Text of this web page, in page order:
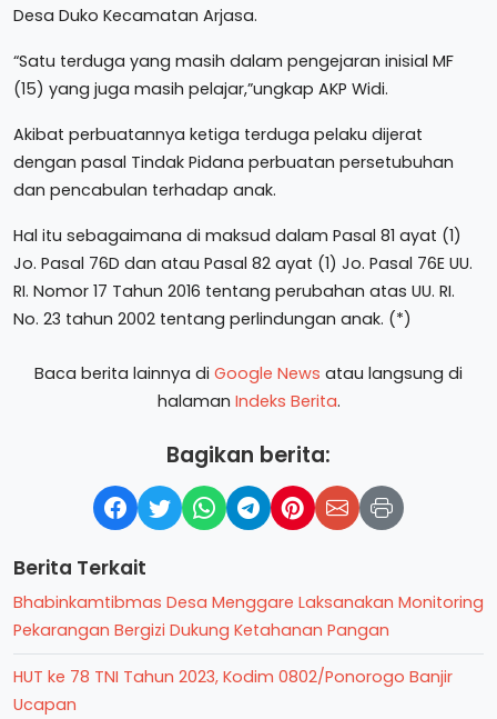
Desa Duko Kecamatan Arjasa.
“Satu terduga yang masih dalam pengejaran inisial MF
(15) yang juga masih pelajar,”ungkap AKP Widi.
Akibat perbuatannya ketiga terduga pelaku dijerat
dengan pasal Tindak Pidana perbuatan persetubuhan
dan pencabulan terhadap anak.
Hal itu sebagaimana di maksud dalam Pasal 81 ayat (1)
Jo. Pasal 76D dan atau Pasal 82 ayat (1) Jo. Pasal 76E UU.
RI. Nomor 17 Tahun 2016 tentang perubahan atas UU. RI.
No. 23 tahun 2002 tentang perlindungan anak. (*)
Baca berita lainnya di Google News atau langsung di
halaman Indeks Berita.
Bagikan berita:
Berita Terkait
Bhabinkamtibmas Desa Menggare Laksanakan Monitoring
Pekarangan Bergizi Dukung Ketahanan Pangan
HUT ke 78 TNI Tahun 2023, Kodim 0802/Ponorogo Banjir
Ucapan